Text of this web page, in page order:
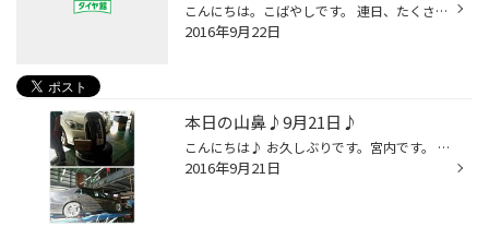
こんにちは。こばやしです。 連日、たくさんのお客様にスタッドレスタイヤのご予約、夏タイヤのご購入を頂いております。 誠にありがとうございます～！！ まず先日のお客様のお話から☆ スタッドレスタイヤをご予約いただいたんですが、 まずはアライメントでしょう・・！ということでアライメント...
2016年9月22日
本日の山鼻♪9月21日♪
こんにちは♪ お久しぶりです。宮内です。 本日の山鼻は～☆ クラウン様 レグノＧＲ-ＸＩ＆空気圧センサーＴＰＭＳ！ パンクの疑いでご来店下さったクラウン様。 せっかく走るんだから静かで乗り心地がいいということで レグノＧＲ-ＸＩをお選びいただきました(^O^)❤ そしてアルテッツァ様のアライメ...
2016年9月21日